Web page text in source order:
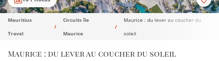
Mauritius
Travel
Circuits île
Maurice
Maurice : du lever au coucher du
soleil
Maurice : du lever au coucher du soleil